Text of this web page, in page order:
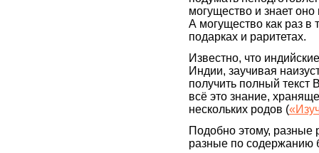
могущество и знает
А могущество как раз в
подарках и раритетах.
Известно, что
Индии, заучивая
получить полный текст
всё это знание,
нескольких родов (
Подобно этому, разные
разные по содержанию